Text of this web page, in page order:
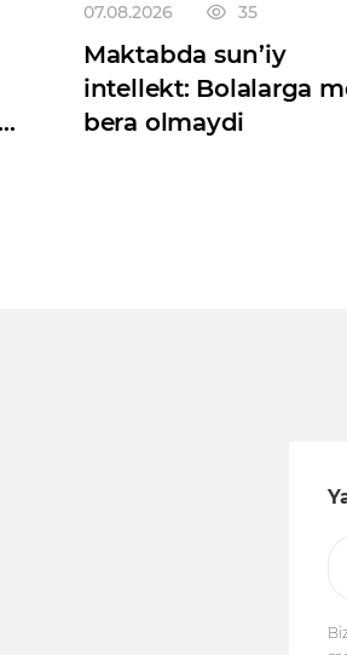
07.08.2026 35
Maktabda sun’iy
intellekt: Bolalarga mehr
bera olmaydi